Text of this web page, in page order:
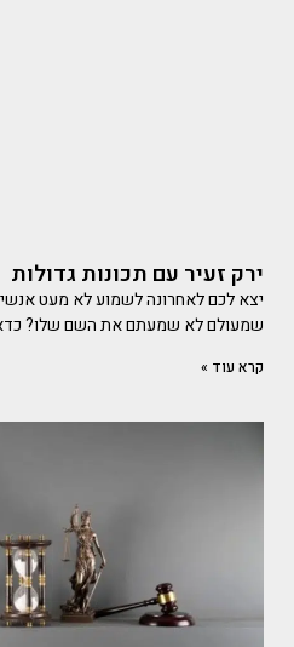
ירק זעיר עם תכונות גדולות
יצא לכם לאחרונה לשמוע לא מעט
שמעולם לא שמעתם את השם שלו?
קרא עוד »